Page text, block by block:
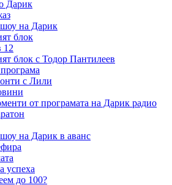
Дарик
на Дарик
блок
12
блок с Тодор Пантилеев
с Лили
от програмата на Дарик радио
на Дарик в аванс
успеха
до 100?